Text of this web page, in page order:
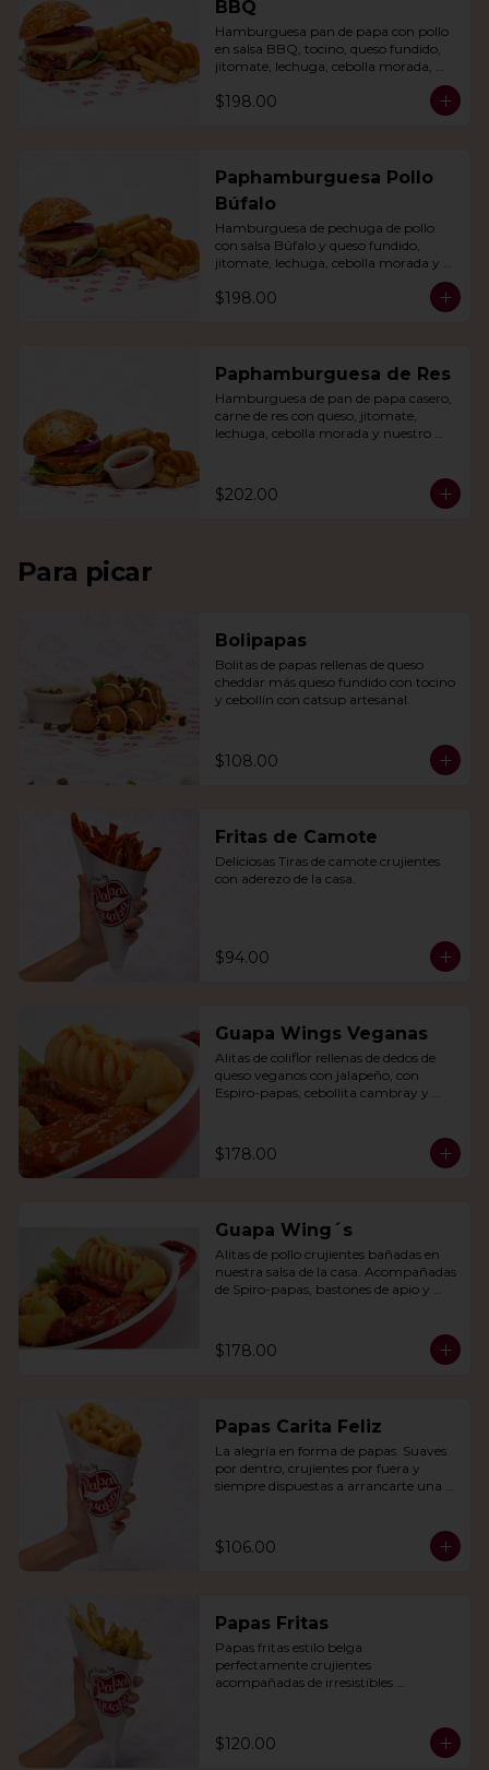
BBQ
Hamburguesa pan de papa con pollo
en salsa BBQ, tocino, queso fundido,
jitomate, lechuga, cebolla morada,
$198.00
Paphamburguesa Pollo
Búfalo
Hamburguesa de pechuga de pollo
con salsa Búfalo y queso fundido,
jitomate, lechuga, cebolla morada y
nuestra salsa especial. Con papas fritas
y rizo.
$198.00
Paphamburguesa de Res
Hamburguesa de pan de papa casero,
carne de res con queso, jitomate,
lechuga, cebolla morada y nuestro
$202.00
Para picar
Bolipapas
Bolitas de papas rellenas de queso
cheddar más queso fundido con tocino
y cebollín con catsup artesanal.
$108.00
Fritas de Camote
Deliciosas Tiras de camote crujientes
con aderezo de la casa.
$94.00
Guapa Wings Veganas
Alitas de coliflor rellenas de dedos de
queso veganos con jalapeño, con
Espiro-papas, cebollita cambray y
$178.00
Guapa Wing´s
Alitas de pollo crujientes bañadas en
nuestra salsa de la casa. Acompañadas
de Spiro-papas, bastones de apio y
$178.00
Papas Carita Feliz
La alegría en forma de papas. Suaves
por dentro, crujientes por fuera y
siempre dispuestas a arrancarte una
$106.00
Papas Fritas
Papas fritas estilo belga
perfectamente crujientes
acompañadas de irresistibles
$120.00